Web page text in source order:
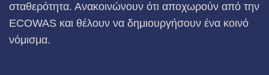
σταθερότητα. Ανακοινώνουν ότι αποχωρούν από την
ECOWAS και θέλουν να δημιουργήσουν ένα κοινό
νόμισμα.